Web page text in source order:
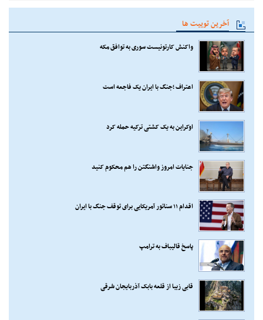
آخرین توییت ها
واکنش کارتونیست سوری به توافق مکه
اعتراف ؛جنگ با ایران یک فاجعه است
اوکراین به یک کشتی ترکیه حمله کرد
جنایات امروز واشنگتن را هم محکوم کنید
اقدام ۱۱ سناتور آمریکایی برای توقف جنگ با ایران
پاسخ قالیباف به ترامپ
قابی زیبا از قلعه بابک آذربایجان شرقی